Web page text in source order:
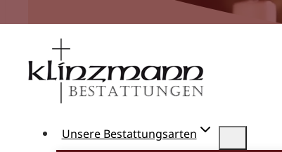
Unsere Bestattungsarten